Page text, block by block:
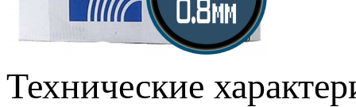
Технические